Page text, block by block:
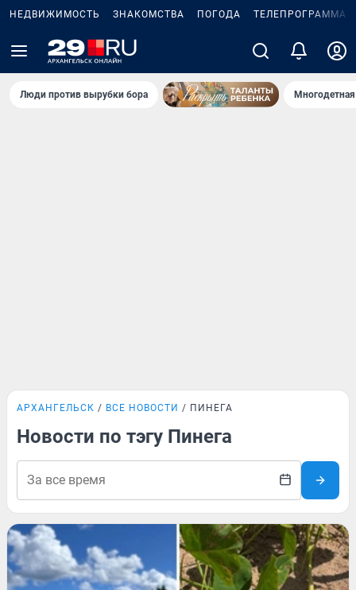
НЕДВИЖИМОСТЬ ЗНАКОМСТВА ПОГОДА ТЕЛЕПРОГРАММА
Люди против вырубки бора
АРХАНГЕЛЬСК ВСЕ НОВОСТИ ПИНЕГА
Новости по тэгу Пинега